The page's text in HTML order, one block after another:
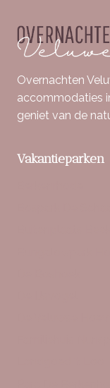
Overnachten
accommodaties
geniet van de
Vakantieparken